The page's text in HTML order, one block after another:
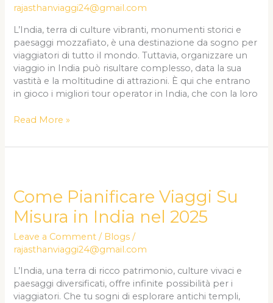
rajasthanviaggi24@gmail.com
L’India, terra di culture vibranti, monumenti storici e
paesaggi mozzafiato, è una destinazione da sogno per
viaggiatori di tutto il mondo. Tuttavia, organizzare un
viaggio in India può risultare complesso, data la sua
vastità e la moltitudine di attrazioni. È qui che entrano
in gioco i migliori tour operator in India, che con la loro
un’Avventura
Stress
Read More »
Come Pianificare Viaggi Su
Misura in India nel 2025
Leave a Comment / Blogs /
rajasthanviaggi24@gmail.com
L’India, una terra di ricco patrimonio, culture vivaci e
paesaggi diversificati, offre infinite possibilità per i
viaggiatori. Che tu sogni di esplorare antichi templi,
Viaggi
Su
Misura
India
nel
2025